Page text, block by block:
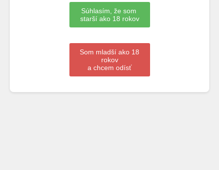
Súhlasím, že som
starší ako 18 rokov
Som mladší ako 18
rokov
a chcem odísť